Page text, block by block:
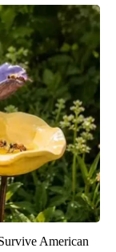
American